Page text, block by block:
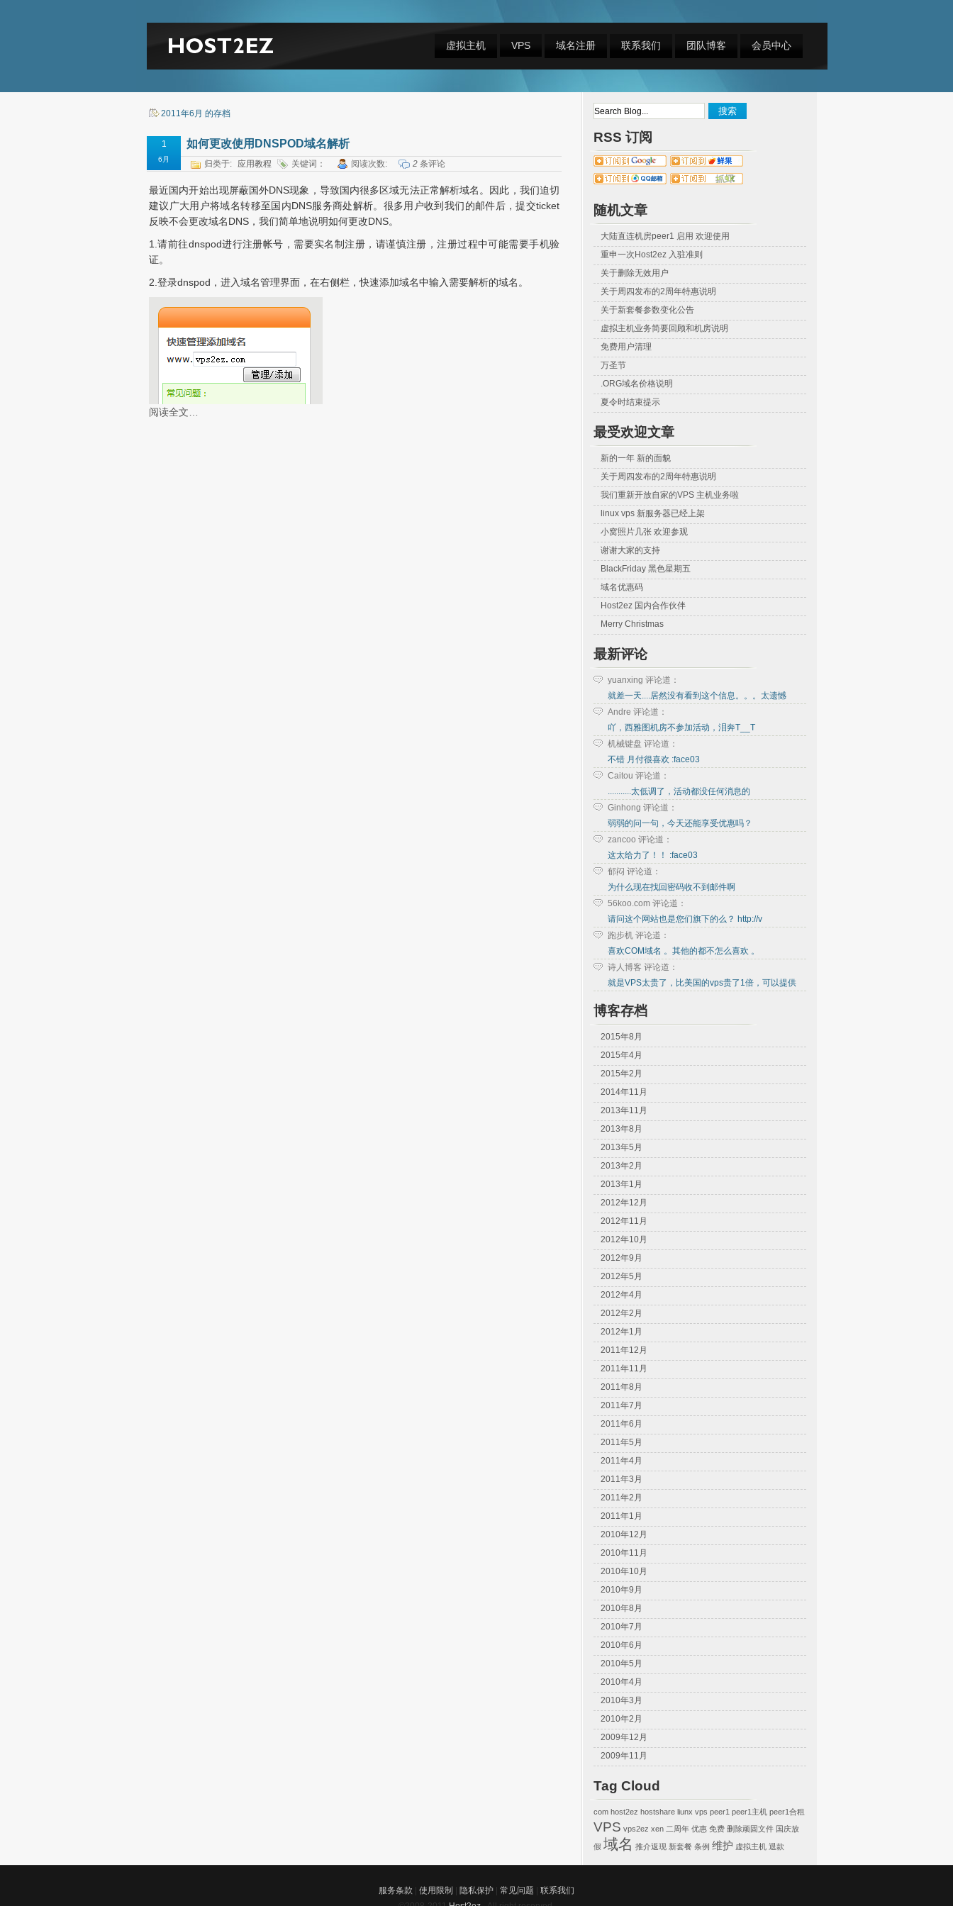
虚拟主机 VPS 域名注册 联系我们 团队博客 会员中心
2011年6月 的存档
1
6月
如何更改使用DNSPOD域名解析
归类于: 应用教程 关键词： 阅读次数: 2 条评论
最近国内开始出现屏蔽国外DNS现象，导致国内很多区域无法正常解析域名。因此，我们迫切
建议广大用户将域名转移至国内DNS服务商处解析。很多用户收到我们的邮件后，提交ticket
反映不会更改域名DNS，我们简单地说明如何更改DNS。
1.请前往dnspod进行注册帐号，需要实名制注册，请谨慎注册，注册过程中可能需要手机验
证。
2.登录dnspod，进入域名管理界面，在右侧栏，快速添加域名中输入需要解析的域名。
阅读全文…
RSS 订阅
随机文章
大陆直连机房peer1 启用 欢迎使用
重申一次Host2ez 入驻准则
关于删除无效用户
关于周四发布的2周年特惠说明
关于新套餐参数变化公告
虚拟主机业务简要回顾和机房说明
免费用户清理
万圣节
.ORG域名价格说明
夏令时结束提示
最受欢迎文章
新的一年 新的面貌
关于周四发布的2周年特惠说明
我们重新开放自家的VPS 主机业务啦
linux vps 新服务器已经上架
小窝照片几张 欢迎参观
谢谢大家的支持
BlackFriday 黑色星期五
域名优惠码
Host2ez 国内合作伙伴
Merry Christmas
最新评论
yuanxing 评论道：
就差一天....居然没有看到这个信息。。。太遗憾
Andre 评论道：
吖，西雅图机房不参加活动，泪奔T__T
机械键盘 评论道：
不错 月付很喜欢 :face03
Caitou 评论道：
...........太低调了，活动都没任何消息的
Ginhong 评论道：
弱弱的问一句，今天还能享受优惠吗？
zancoo 评论道：
这太给力了！！ :face03
郁闷 评论道：
为什么现在找回密码收不到邮件啊
56koo.com 评论道：
请问这个网站也是您们旗下的么？ http://v
跑步机 评论道：
喜欢COM域名 。其他的都不怎么喜欢 。
诗人博客 评论道：
就是VPS太贵了，比美国的vps贵了1倍，可以提供
博客存档
2015年8月
2015年4月
2015年2月
2014年11月
2013年11月
2013年8月
2013年5月
2013年2月
2013年1月
2012年12月
2012年11月
2012年10月
2012年9月
2012年5月
2012年4月
2012年2月
2012年1月
2011年12月
2011年11月
2011年8月
2011年7月
2011年6月
2011年5月
2011年4月
2011年3月
2011年2月
2011年1月
2010年12月
2010年11月
2010年10月
2010年9月
2010年8月
2010年7月
2010年6月
2010年5月
2010年4月
2010年3月
2010年2月
2009年12月
2009年11月
Tag Cloud
com host2ez hostshare liunx vps peer1 peer1主机 peer1合租
VPS vps2ez xen 二周年 优惠 免费 删除顽固文件 国庆放
假 域名 推介返现 新套餐 条例 维护 虚拟主机 退款
服务条款 使用限制 隐私保护 常见问题
联系我们